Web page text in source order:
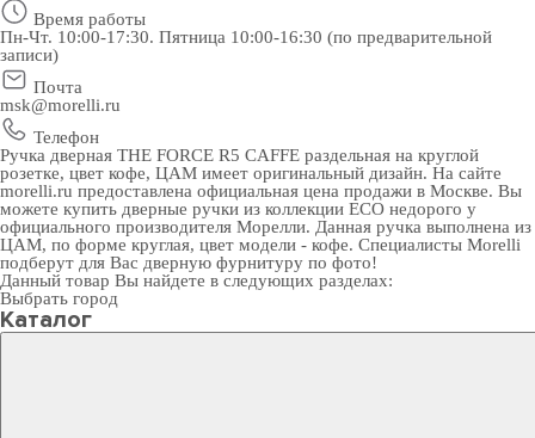
Время работы
Пн-Чт. 10:00-17:30. Пятница 10:00-16:30 (по предварительной
записи)
Почта
msk@morelli.ru
Телефон
Ручка дверная THE FORCE R5 CAFFE раздельная на круглой
розетке, цвет кофе, ЦАМ имеет оригинальный дизайн. На сайте
morelli.ru предоставлена официальная цена продажи в Москве. Вы
можете купить дверные ручки из коллекции ECO недорого у
официального производителя Морелли. Данная ручка выполнена из
ЦАМ, по форме круглая, цвет модели - кофе. Специалисты Morelli
подберут для Вас дверную фурнитуру по фото!
Данный товар Вы найдете в следующих разделах:
Выбрать город
Каталог